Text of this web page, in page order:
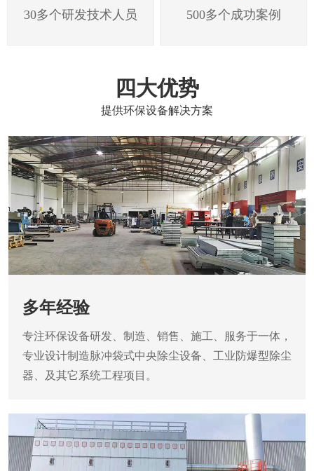
30多个研发技术人员 500多个成功案例
四大优势
提供环保设备解决方案
多年经验
专注环保设备研发、制造、销售、施工、服务于一体，
专业设计制造脉冲袋式中央除尘设备、工业防爆型除尘
器、及其它系统工程项目。